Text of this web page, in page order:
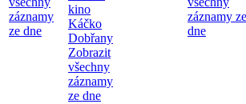
záznamy
ze dne
kino
Káčko
Dobřany
Zobrazit
všechny
záznamy
ze dne
záznamy ze
dne